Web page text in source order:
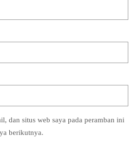
dan situs web saya pada peramban ini
berikutnya.